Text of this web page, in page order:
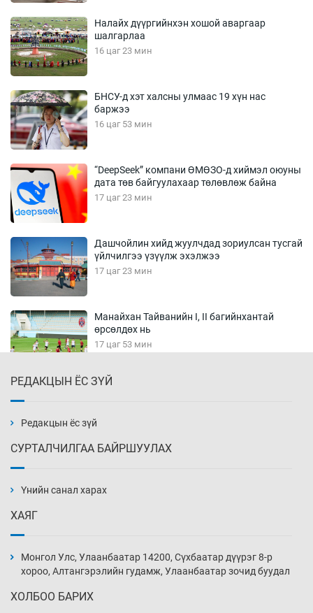
Налайх дүүргийнхэн хошой аваргаар
шалгарлаа
16 цаг 23 мин
БНСУ-д хэт халсны улмаас 19 хүн нас
баржээ
16 цаг 53 мин
“DeepSeek” компани ӨМӨЗО-д хиймэл оюуны
дата төв байгуулахаар төлөвлөж байна
17 цаг 23 мин
Дашчойлин хийд жуулчдад зориулсан тусгай
үйлчилгээ үзүүлж эхэлжээ
17 цаг 23 мин
Манайхан Тайванийн I, II багийнхантай
өрсөлдөх нь
17 цаг 53 мин
18 цаг 23 мин
18 цаг 53 мин
19 цаг 23 мин
РЕДАКЦЫН ЁС ЗҮЙ
Редакцын ёс зүй
СУРТАЛЧИЛГАА БАЙРШУУЛАХ
Үнийн санал харах
ХАЯГ
Монгол Улс, Улаанбаатар 14200, Сүхбаатар дүүрэг 8-р
хороо, Алтангэрэлийн гудамж, Улаанбаатар зочид буудал
ХОЛБОО БАРИХ